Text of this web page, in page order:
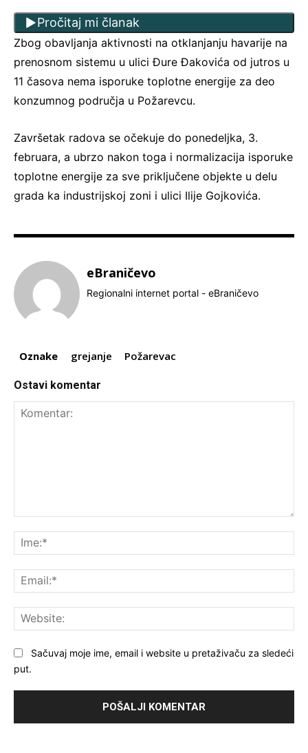
Pročitaj mi članak
Zbog obavljanja aktivnosti na otklanjanju havarije na
prenosnom sistemu u ulici Đure Đakovića od jutros u
11 časova nema isporuke toplotne energije za deo
konzumnog područja u Požarevcu.
Završetak radova se očekuje do ponedeljka, 3.
februara, a ubrzo nakon toga i normalizacija isporuke
toplotne energije za sve priključene objekte u delu
grada ka industrijskoj zoni i ulici Ilije Gojkovića.
eBraničevo
Regionalni internet portal - eBraničevo
Oznake grejanje Požarevac
Ostavi komentar
Sačuvaj moje ime, email i website u pretaživaču za sledeći
put.